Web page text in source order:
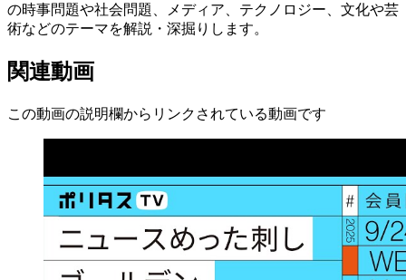
の時事問題や社会問題、メディア、テクノロジー、文化や芸
術などのテーマを解説・深掘りします。
関連動画
この動画の説明欄からリンクされている動画です